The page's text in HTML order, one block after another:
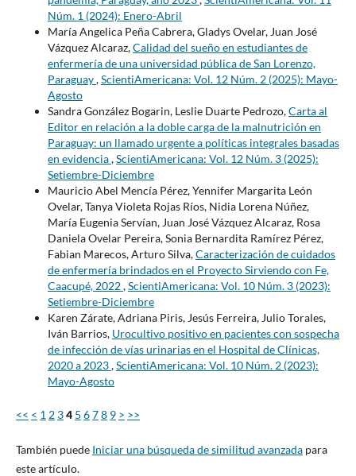
Núm. 1 (2024): Enero-Abril
María Angelica Peña Cabrera, Gladys Ovelar, Juan José
Vázquez Alcaraz,Calidad del sueño en estudiantes de
enfermería de una universidad pública de San Lorenzo,
Paraguay,ScientiAmericana: Vol. 12 Núm. 2 (2025): Mayo-
Agosto
Sandra González Bogarin, Leslie Duarte Pedrozo,Carta al
Editor en relación a la doble carga de la malnutrición en
Paraguay: un llamado urgente a políticas integrales basadas
en evidencia,ScientiAmericana: Vol. 12 Núm. 3 (2025):
Setiembre-Diciembre
Mauricio Abel Mencía Pérez, Yennifer Margarita León
Ovelar, Tanya Violeta Rojas Ríos, Nidia Lorena Núñez,
María Eugenia Servían, Juan José Vázquez Alcaraz, Rosa
Daniela Ovelar Pereira, Sonia Bernardita Ramírez Pérez,
Fabian Marecos, Arturo Silva,Caracterización de cuidados
de enfermería brindados en el Proyecto Sirviendo con Fe,
Caacupé, 2022,ScientiAmericana: Vol. 10 Núm. 3 (2023):
Setiembre-Diciembre
Karen Zárate, Adriana Piris, Jesús Ferreira, Julio Torales,
Iván Barrios, Urocultivo positivo en pacientes con sospecha
de infección de vías urinarias en el Hospital de Clínicas,
2020 a 2023,ScientiAmericana: Vol. 10 Núm. 2 (2023):
Mayo-Agosto
<< < 1 2 34 5 678 9 > >>
También puede Iniciar una búsqueda de similitud avanzadapara
este artículo.